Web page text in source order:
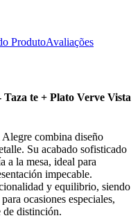
ProdutoAvaliações
te + Plato Verve Vista
combina diseño
Su acabado sofisticado
a la mesa, ideal para
impecable.
y equilibrio, siendo
ocasiones especiales,
de distinción.